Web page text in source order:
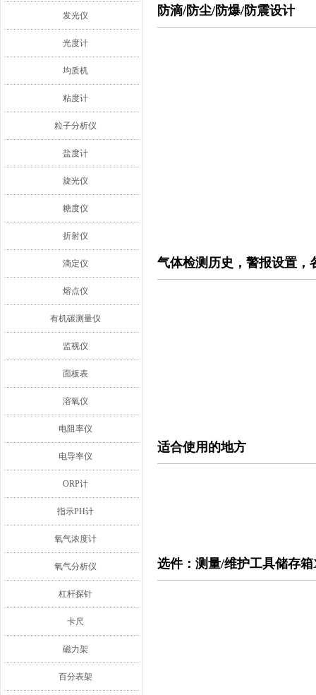
发光仪
光度计
均质机
粘度计
粒子分析仪
盐度计
旋光仪
糖度仪
折射仪
滴定仪
熔点仪
有机碳测量仪
监视仪
面板表
溶氧仪
电阻率仪
电导率仪
ORP计
指示PH计
氧气浓度计
氧气分析仪
杠杆探针
卡尺
磁力架
百分表架
防滴/防尘/防爆/防震设计
气体检测历史，警报设置，
适合使用的地方
选件：测量/维护工具储存